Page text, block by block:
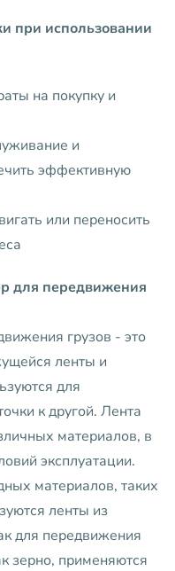
при использовании
на покупку и
и
эффективную
или переносить
для передвижения
грузов - это
ленты и
для
к другой. Лента
материалов, в
эксплуатации.
материалов, таких
ленты из
для передвижения
зерно, применяются